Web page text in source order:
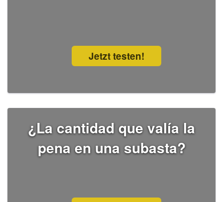
Jetzt testen!
¿La cantidad que valía la
pena en una subasta?